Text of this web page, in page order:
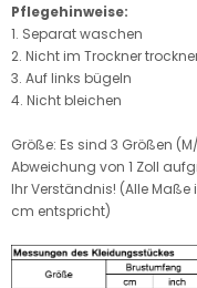
Pflegehinweise:
1. Separat waschen
2. Nicht im Trockner
3. Auf links bügeln
4. Nicht bleichen
Größe: Es sind 3 Größen
Abweichung von 1 Zoll
Ihr Verständnis! (Alle Maße
cm entspricht)